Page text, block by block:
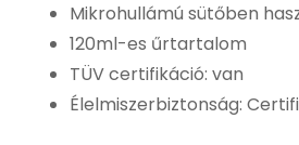
Mikrohullámú sütőben
120ml-es űrtartalom
TÜV certifikáció: van
Élelmiszerbiztonság: